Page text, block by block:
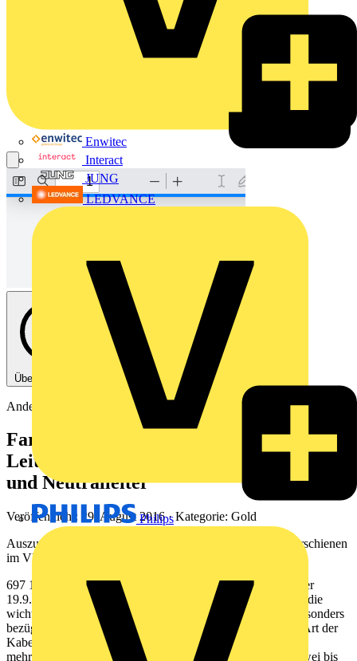
Enwitec
Interact
JUNG
LEDVANCE
Philips
Über diese PDF
Andere
Farbige Kennzeichnung von Kabeln und
Leitungen | Besonderheiten für Schutz
und Neutralleiter
Veröffentlicht: 29. August 2016· Kategorie: Gold
Auszug aus dem Fachbuch "VDE 0100 und die Praxis", erschienen
im VDE Verlag.
697 19 19.9.5 Besonderheiten für Schutz- und Neutralleiter
19.9.5.1 Allgemeine Festlegungen In Tabelle 19.10 werden die
wichtigsten Informationen zum Thema Kennzeich-nung, besonders
bezüglich der Schutz- und Neutralleiter, zusammengefasst. Art der
Kabel/Leitung Schutzleiter Neutralleiter Sonstige Leiter 1
mehradrige Kabel/ Leitungen und flexible Leitungen mit zwei bis